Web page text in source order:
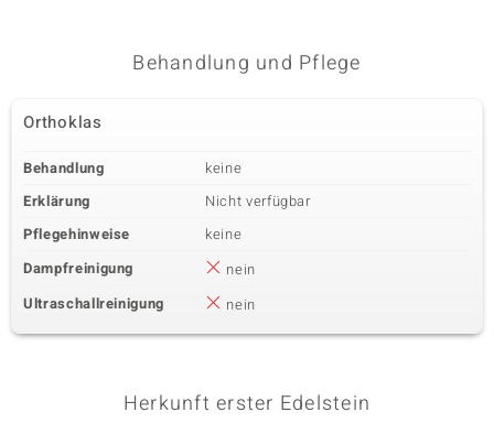
Behandlung und Pflege
Orthoklas
Behandlung
keine
Erklärung
Nicht verfügbar
Pflegehinweise
keine
Dampfreinigung
nein
Ultraschallreinigung
nein
Herkunft erster Edelstein